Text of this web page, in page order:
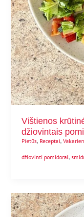
Vištienos
džiovintais
Pietūs, Receptai,
džiovinti pomidorai,